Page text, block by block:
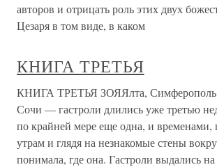
авторов и отрицать роль этих двух
Цезаря в том виде, в каком
КНИГА ТРЕТЬЯ
КНИГА ТРЕТЬЯ ЗОЯЯлта, Симферополь,
Сочи — гастроли длились уже третью
по крайней мере еще одна, и временами,
утрам и глядя на незнакомые стены
понимала, где она. Гастроли выдались на